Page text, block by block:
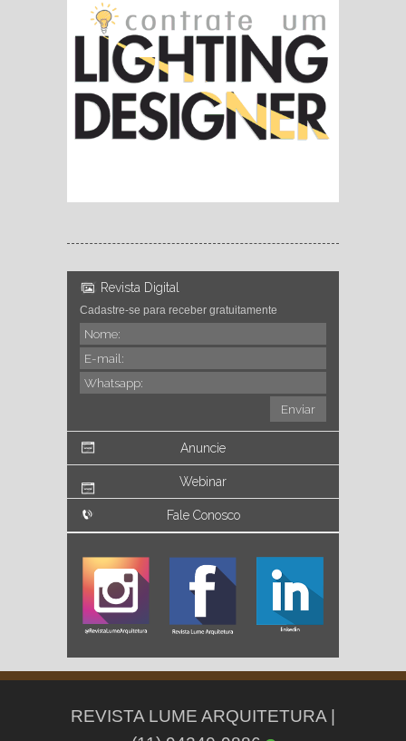
Revista Digital
Cadastre-se para receber gratuitamente
Anuncie
Webinar
Fale Conosco
REVISTA LUME ARQUITETURA |